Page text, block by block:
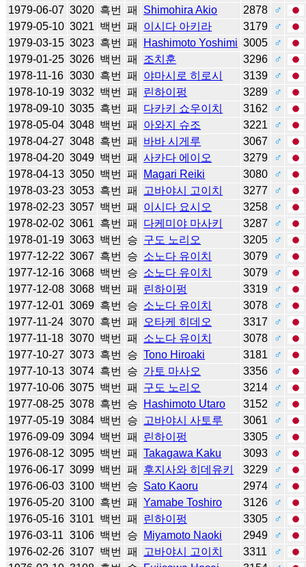
1979-06-07 3020 흑번 패 Shimohira Akio 2878
♂
1979-05-10 3021 백번 패 이시다 아키라 3179
♂
1979-03-15 3023 흑번 패 Hashimoto Yoshimi 3005
♂
1979-01-25 3026 백번 패 조치훈 3296
♂
1978-11-16 3030 흑번 패 야마시로 히로시 3139
♂
1978-10-19 3032 백번 패 린하이펑 3289
♂
1978-09-10 3035 흑번 패 다카키 쇼우이치 3162
♂
1978-05-04 3048 백번 패 아와지 슈조 3221
♂
1978-04-27 3048 흑번 패 바바 시게루 3067
♂
1978-04-20 3049 백번 패 사카다 에이오 3279
♂
1978-04-13 3050 백번 패 Magari Reiki 3080
♂
1978-03-23 3053 흑번 패 고바야시 고이치 3277
♂
1978-02-23 3057 백번 패 이시다 요시오 3258
♂
1978-02-02 3061 흑번 패 다케미야 마사키 3287
♂
1978-01-19 3063 백번 승 구도 노리오 3205
♂
1977-12-22 3067 흑번 승 소노다 유이치 3079
♂
1977-12-16 3068 백번 승 소노다 유이치 3079
♂
1977-12-08 3068 백번 패 린하이펑 3319
♂
1977-12-01 3069 흑번 승 소노다 유이치 3078
♂
1977-11-24 3070 흑번 패 오타케 히데오 3317
♂
1977-11-18 3070 백번 패 소노다 유이치 3078
♂
1977-10-27 3073 흑번 승 Tono Hiroaki 3181
♂
1977-10-13 3074 흑번 승 가토 마사오 3356
♂
1977-10-06 3075 백번 패 구도 노리오 3214
♂
1977-08-25 3078 흑번 승 Hashimoto Utaro 3152
♂
1977-05-19 3084 백번 승 고바야시 사토루 3061
♂
1976-09-09 3094 백번 패 린하이펑 3305
♂
1976-08-12 3095 백번 패 Takagawa Kaku 3093
♂
1976-06-17 3099 백번 패 후지사와 히데유키 3229
♂
1976-06-03 3100 백번 승 Sato Kaoru 2974
♂
1976-05-20 3100 흑번 패 Yamabe Toshiro 3126
♂
1976-05-16 3101 백번 패 린하이펑 3305
♂
1976-03-11 3106 백번 승 Miyamoto Naoki 2949
♂
1976-02-26 3107 백번 패 고바야시 고이치 3311
♂